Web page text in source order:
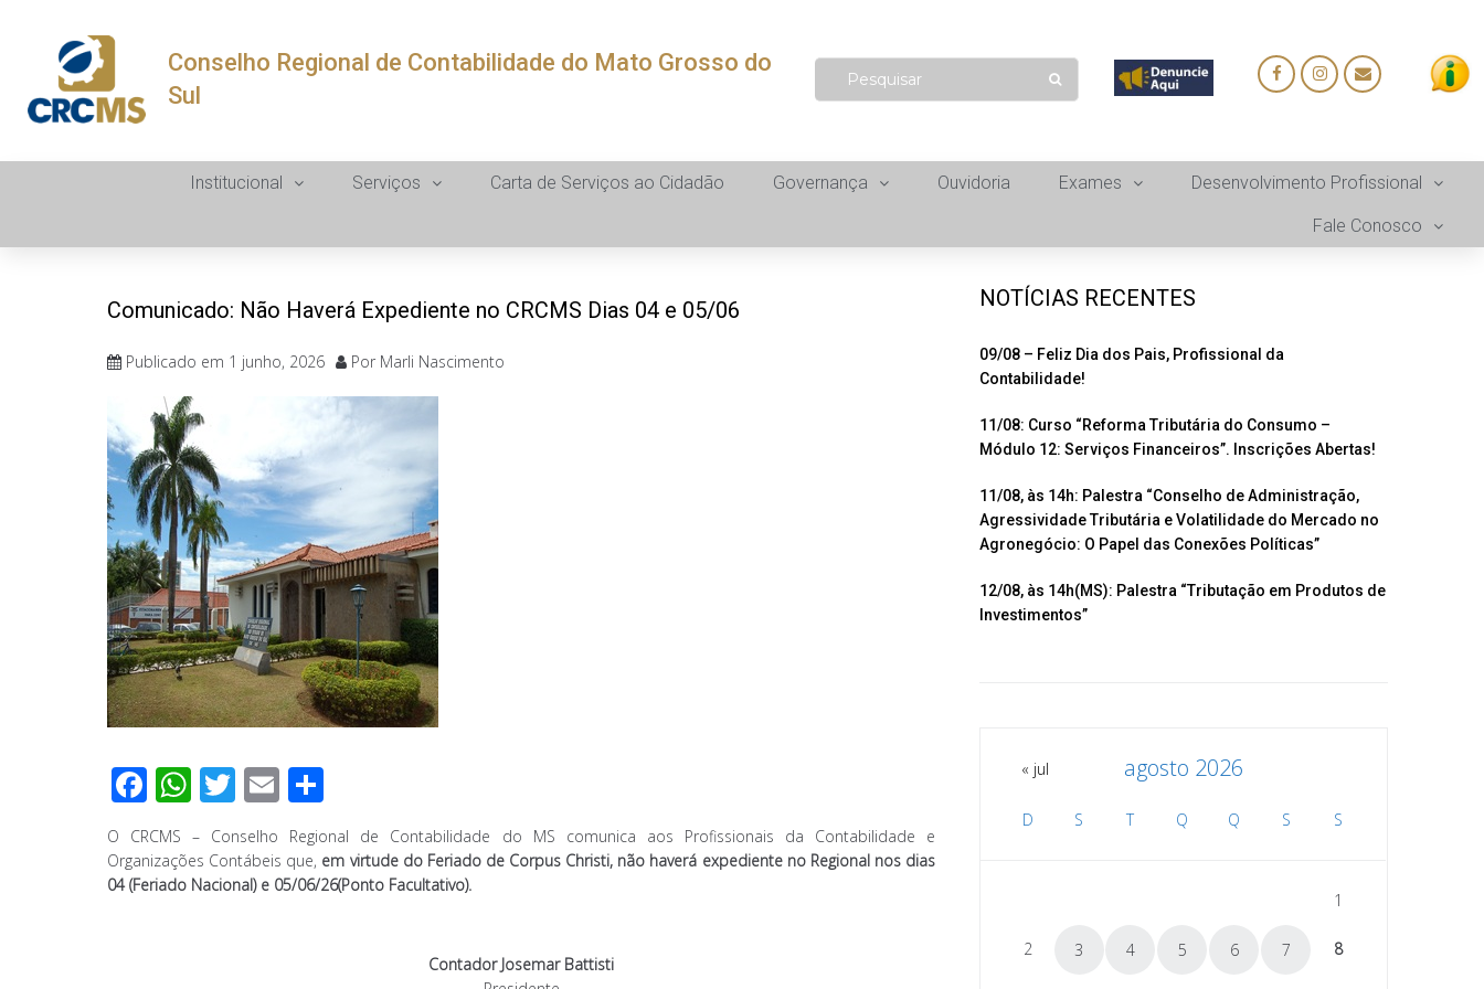
Conselho Regional de Contabilidade do Mato Grosso do
Sul
Institucional Serviços Carta de Serviços ao Cidadão Governança Ouvidoria Exames Desenvolvimento Profissional
Fale Conosco
Comunicado: Não Haverá Expediente no CRCMS Dias 04 e 05/06
Publicado em 1 junho, 2026 Por Marli Nascimento
F
ac
e
b
W
at
s
T
wi
tt
er
E
m
ail m
p
O CRCMS – Conselho Regional de Contabilidade do MS comunica aos Profissionais da Contabilidade e
Organizações Contábeis que, em virtude do Feriado de Corpus Christi, não haverá expediente no Regional nos dias
04 (Feriado Nacional) e 05/06/26(Ponto Facultativo).
Contador Josemar Battisti
NOTÍCIAS RECENTES
09/08 – Feliz Dia dos Pais, Profissional da
Contabilidade!
11/08: Curso “Reforma Tributária do Consumo –
Módulo 12: Serviços Financeiros”. Inscrições Abertas!
11/08, às 14h: Palestra “Conselho de Administração,
Agressividade Tributária e Volatilidade do Mercado no
Agronegócio: O Papel das Conexões Políticas”
12/08, às 14h(MS): Palestra “Tributação em Produtos de
Investimentos”
agosto 2026
D S T Q Q S S
« jul
1
2 3 4 5 6 7 8